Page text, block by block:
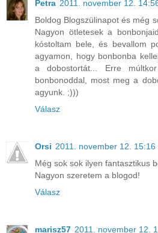
Petra 2011. november 12.
Boldog Blogszülinapot és még
Nagyon ötletesek a
kóstoltam bele, és bevallom
agyamon, hogy bonbonba
a dobostortát... Erre
bonbonoddal, most meg a
agyunk. ;)))
Válasz
Orsi 2011. november 12. 15:16
Még sok sok ilyen fantasztikus
Nagyon szeretem a blogod!
Válasz
marisz57 2011. november 12.